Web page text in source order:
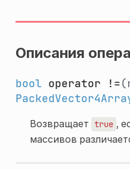
Описания
bool operator !=
Возвращает true ,
массивов